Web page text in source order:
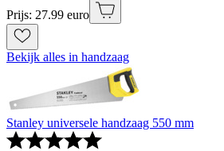
Prijs: 27.99 euro
Bekijk alles in handzaag
Stanley universele handzaag 550 mm